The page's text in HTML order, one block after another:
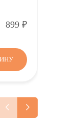
899 Р